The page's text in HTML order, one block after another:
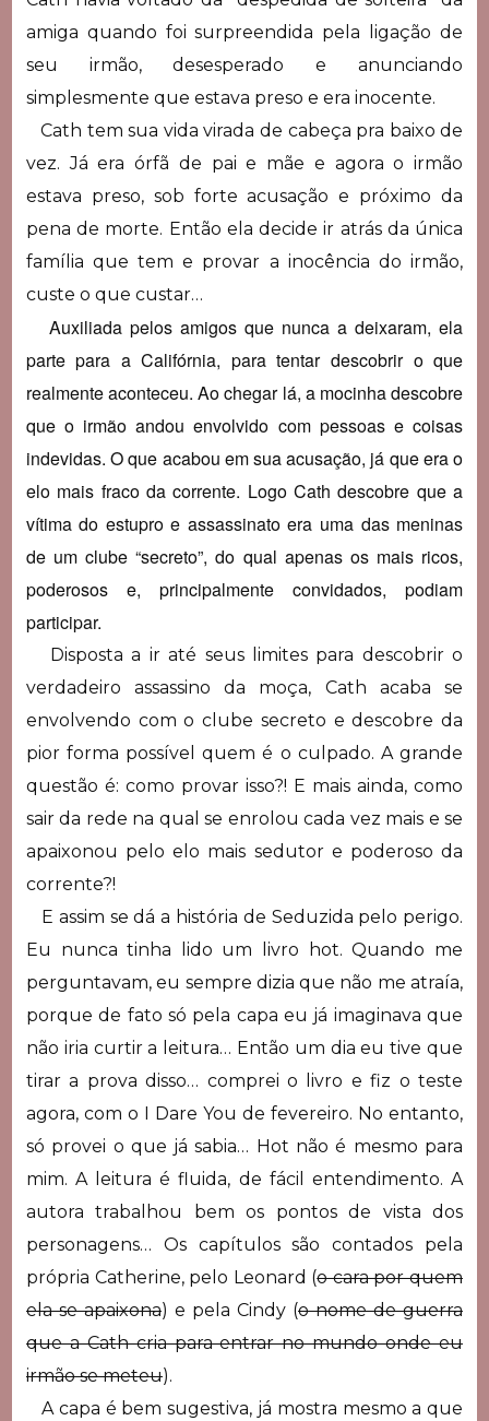
amiga quando foi surpreendida pela ligação de
seu irmão, desesperado e anunciando
simplesmente que estava preso e era inocente.
Cath tem sua vida virada de cabeça pra baixo de
vez. Já era órfã de pai e mãe e agora o irmão
estava preso, sob forte acusação e próximo da
pena de morte. Então ela decide ir atrás da única
família que tem e provar a inocência do irmão,
custe o que custar…
Auxiliada pelos amigos que nunca a deixaram, ela
parte para a Califórnia, para tentar descobrir o que
realmente aconteceu. Ao chegar lá, a mocinha descobre
que o irmão andou envolvido com pessoas e coisas
indevidas. O que acabou em sua acusação, já que era o
elo mais fraco da corrente. Logo Cath descobre que a
vítima do estupro e assassinato era uma das meninas
de um clube “secreto”, do qual apenas os mais ricos,
poderosos e, principalmente convidados, podiam
participar.
Disposta a ir até seus limites para descobrir o
verdadeiro assassino da moça, Cath acaba se
envolvendo com o clube secreto e descobre da
pior forma possível quem é o culpado. A grande
questão é: como provar isso?! E mais ainda, como
sair da rede na qual se enrolou cada vez mais e se
apaixonou pelo elo mais sedutor e poderoso da
corrente?!
E assim se dá a história de Seduzida pelo perigo.
Eu nunca tinha lido um livro hot. Quando me
perguntavam, eu sempre dizia que não me atraía,
porque de fato só pela capa eu já imaginava que
não iria curtir a leitura… Então um dia eu tive que
tirar a prova disso… comprei o livro e fiz o teste
agora, com o I Dare You de fevereiro. No entanto,
só provei o que já sabia… Hot não é mesmo para
mim. A leitura é fluida, de fácil entendimento. A
autora trabalhou bem os pontos de vista dos
personagens… Os capítulos são contados pela
própria Catherine, pelo Leonard (o cara por quem
ela se apaixona) e pela Cindy (o nome de guerra
que a Cath cria para entrar no mundo onde eu
irmão se meteu).
A capa é bem sugestiva, já mostra mesmo a que